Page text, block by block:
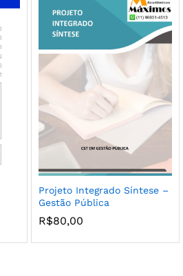
Projeto Integrado Síntese –
Gestão Pública
R$80,00